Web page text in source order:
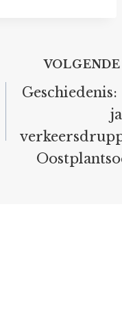
VOLGENDE
Geschiedenis: